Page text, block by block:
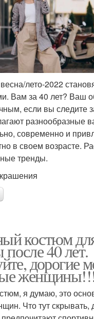
лето-2022
Вам за 40 лет? Ваш
если вы следите
разнообразные
современно и
в своем возрасте.
тренды.
костюм
40 лет.
дорогие
я думаю, это
Что тут скрывать,